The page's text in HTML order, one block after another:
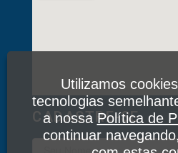
CADASTRE-SE
Utilizamos
tecnologias
a nossaPolítica de
continuar